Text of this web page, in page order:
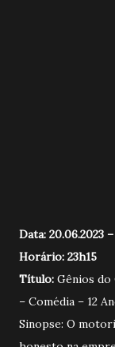
Data: 20.06.2023
Horário: 23h15
Título: Gênios
– Comédia – 12
Sinopse: O